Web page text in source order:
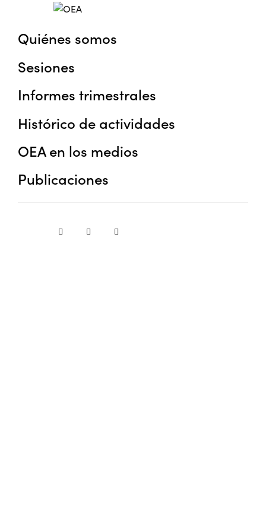
Quiénes somos
Sesiones
Informes trimestrales
Histórico de actividades
OEA en los medios
Publicaciones